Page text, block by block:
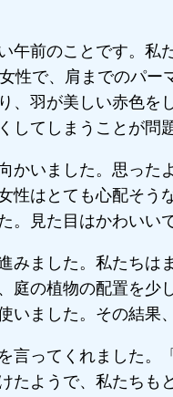
午前のことです。
性で、肩までのパ
、羽が美しい赤色
してしまうことが問
かいました。思っ
性はとても心配そ
。見た目はかわいい
みました。私たち
庭の植物の配置を
いました。その結
言ってくれました
たようで、私たち